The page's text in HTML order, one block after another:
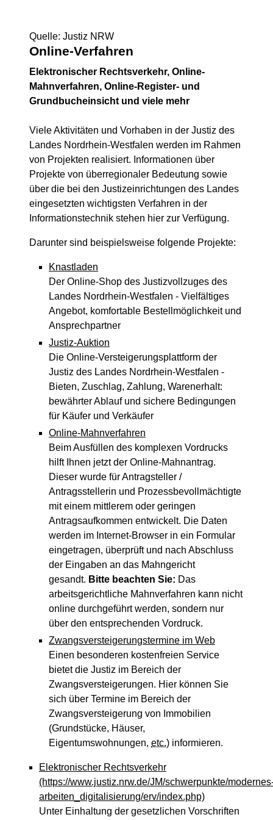
Quelle: Justiz NRW
Online-Verfahren
Elektronischer Rechtsverkehr, Online-
Mahnverfahren, Online-Register- und
Grundbucheinsicht und viele mehr
Viele Aktivitäten und Vorhaben in der Justiz des
Landes Nordrhein-Westfalen werden im Rahmen
von Projekten realisiert. Informationen über
Projekte von überregionaler Bedeutung sowie
über die bei den Justizeinrichtungen des Landes
eingesetzten wichtigsten Verfahren in der
Informationstechnik stehen hier zur Verfügung.
Darunter sind beispielsweise folgende Projekte:
Knastladen
Der Online-Shop des Justizvollzuges des
Landes Nordrhein-Westfalen - Vielfältiges
Angebot, komfortable Bestellmöglichkeit und
Ansprechpartner
Justiz-Auktion
Die Online-Versteigerungsplattform der
Justiz des Landes Nordrhein-Westfalen -
Bieten, Zuschlag, Zahlung, Warenerhalt:
bewährter Ablauf und sichere Bedingungen
für Käufer und Verkäufer
Online-Mahnverfahren
Beim Ausfüllen des komplexen Vordrucks
hilft Ihnen jetzt der Online-Mahnantrag.
Dieser wurde für Antragsteller /
Antragsstellerin und Prozessbevollmächtigte
mit einem mittlerem oder geringen
Antragsaufkommen entwickelt. Die Daten
werden im Internet-Browser in ein Formular
eingetragen, überprüft und nach Abschluss
der Eingaben an das Mahngericht
gesandt. Bitte beachten Sie: Das
arbeitsgerichtliche Mahnverfahren kann nicht
online durchgeführt werden, sondern nur
über den entsprechenden Vordruck.
Zwangsversteigerungstermine im Web
Einen besonderen kostenfreien Service
bietet die Justiz im Bereich der
Zwangsversteigerungen. Hier können Sie
sich über Termine im Bereich der
Zwangsversteigerung von Immobilien
(Grundstücke, Häuser,
Eigentumswohnungen, etc.) informieren.
Elektronischer Rechtsverkehr
(https://www.justiz.nrw.de/JM/schwerpunkte/
arbeiten_digitalisierung/erv/index.php)
Unter Einhaltung der gesetzlichen Vorschriften